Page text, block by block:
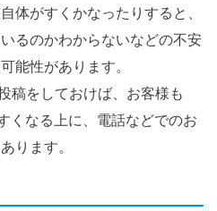
体がすくかなったりすると、
るのかわからないなどの不安
能性があります。
稿をしておけば、お客様も
くなる上に、電話などでのお
ります。